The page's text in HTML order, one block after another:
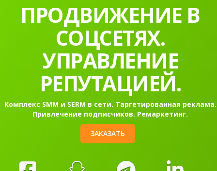
ПРОДВИЖЕНИЕ В
СОЦСЕТЯХ.
УПРАВЛЕНИЕ
РЕПУТАЦИЕЙ.
Комплекс SMM и SERM в сети. Таргетированная реклама.
Привлечение подписчиков. Ремаркетинг.
ЗАКАЗАТЬ